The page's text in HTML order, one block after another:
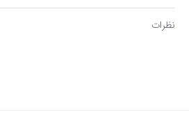
نظرات